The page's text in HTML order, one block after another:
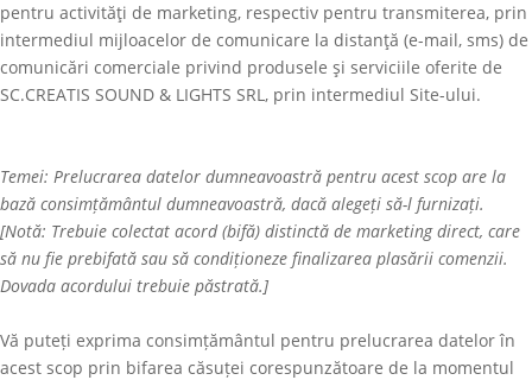
pentru activităţi de marketing, respectiv pentru transmiterea, prin
intermediul mijloacelor de comunicare la distanţă (e-mail, sms) de
comunicări comerciale privind produsele şi serviciile oferite de
SC.CREATIS SOUND & LIGHTS SRL, prin intermediul Site-ului.
Temei: Prelucrarea datelor dumneavoastră pentru acest scop are la
bază consimțământul dumneavoastră, dacă alegeți să-l furnizați.
[Notă: Trebuie colectat acord (bifă) distinctă de marketing direct, care
să nu fie prebifată sau să condiționeze finalizarea plasării comenzii.
Dovada acordului trebuie păstrată.]
Vă puteți exprima consimțământul pentru prelucrarea datelor în
acest scop prin bifarea căsuței corespunzătoare de la momentul